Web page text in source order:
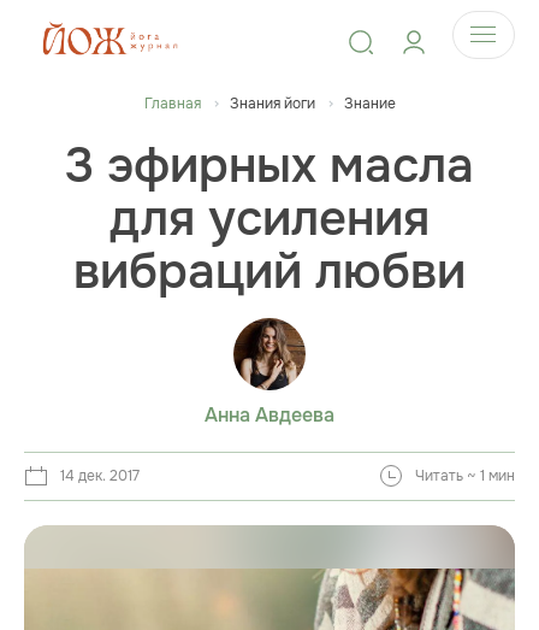
Главная Знания йоги Знание
3 эфирных масла
для усиления
вибраций любви
Анна Авдеева
14 дек. 2017 Читать ~ 1 мин